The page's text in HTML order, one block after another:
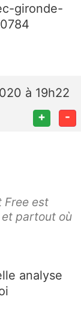
gironde-
à 19h22
+ -
Free est
et partout où
analyse